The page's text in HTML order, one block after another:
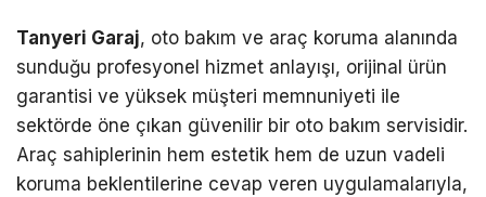
Tanyeri Garaj, oto bakım ve araç koruma alanında
sunduğu profesyonel hizmet anlayışı, orijinal ürün
garantisi ve yüksek müşteri memnuniyeti ile
sektörde öne çıkan güvenilir bir oto bakım servisidir.
Araç sahiplerinin hem estetik hem de uzun vadeli
koruma beklentilerine cevap veren uygulamalarıyla,